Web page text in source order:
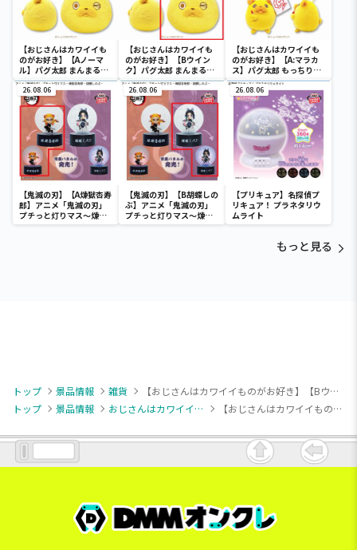
【おじさんはカワイイも
のがお好き】【Aノーマ
ル】パグ太郎 まんまるフ
ェイスBIGぬいぐるみ
【おじさんはカワイイも
のがお好き】【Bウイン
ク】パグ太郎 まんまるフ
ェイスBIGぬいぐるみ
【おじさんはカワイイも
のがお好き】【A:マラカ
ス】パグ太郎 もっちり
MC2
26.08.06
【鬼滅の刃】【A煉獄杏寿
郎】アニメ「鬼滅の刃」
プチっと灯りマス～煉獄
杏寿郎・胡蝶しのぶ～
26.08.06
【鬼滅の刃】【B胡蝶しの
ぶ】アニメ「鬼滅の刃」
プチっと灯りマス～煉獄
杏寿郎・胡蝶しのぶ～
26.08.06
【プリキュア】名探偵プ
リキュア！ プラネタリウ
ムライト
もっと見る
トップ 景品情報 雑貨
【おじさんはカワイイものがお好き】【Bウトウト(半目)】パグ太郎 ルームスリッパ
トップ
景品情報 おじさんはカワイイものがお好き 【おじさんはカワイイものがお好き】【Bウトウト(半目)】パグ太郎 ルームスリッパ